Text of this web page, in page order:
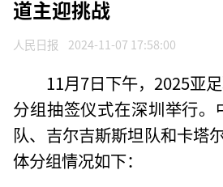
道主迎挑战
人民日报 2024-11-07 17:58:00
11月7日下午，2025亚
分组抽签仪式在深圳举行。
队、吉尔吉斯斯坦队和卡塔
体分组情况如下：